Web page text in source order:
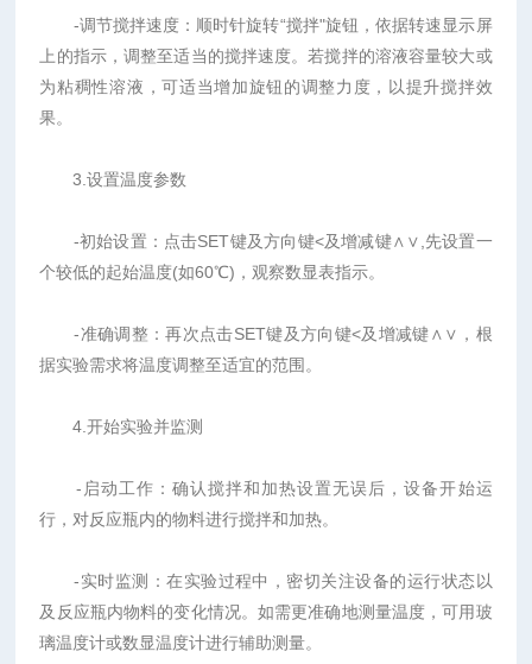
-调节搅拌速度：顺时针旋转“搅拌"旋钮，依据转速显示屏
上的指示，调整至适当的搅拌速度。若搅拌的溶液容量较大或
为粘稠性溶液，可适当增加旋钮的调整力度，以提升搅拌效
果。
3.设置温度参数
-初始设置：点击SET键及方向键<及增减键∧∨,先设置一
个较低的起始温度(如60℃)，观察数显表指示。
-准确调整：再次点击SET键及方向键<及增减键∧∨，根
据实验需求将温度调整至适宜的范围。
4.开始实验并监测
-启动工作：确认搅拌和加热设置无误后，设备开始运
行，对反应瓶内的物料进行搅拌和加热。
-实时监测：在实验过程中，密切关注设备的运行状态以
及反应瓶内物料的变化情况。如需更准确地测量温度，可用玻
璃温度计或数显温度计进行辅助测量。